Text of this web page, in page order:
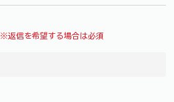
※返信を希望する場合は必須